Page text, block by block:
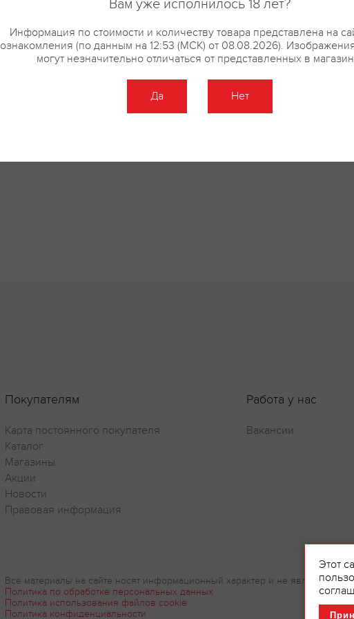
Покупателям
Карта постоянного покупателя
Каталог
Магазины
Акции
Новости
Правовая информация
Работа у нас
Вакансии
Все материалы на сайте носят информационный характер и не являются
Политика по обработке персональных данных
Политика использования файлов cookie
Политика конфиденциальности
Этот
Вам уже исполнилось 18 лет?
Информация по стоимости и количеству товара представлена на
ознакомления (по данным на 12:53 (МСК) от 08.08.2026).
могут незначительно отличаться от представленных в
Да Нет